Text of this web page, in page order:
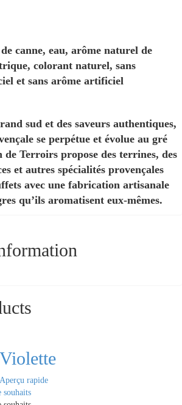
canne, eau, arôme naturel de
colorant naturel, sans
et sans arôme artificiel
sud et des saveurs authentiques,
se perpétue et évolue au gré
de Terroirs propose des terrines, des
et autres spécialités provençales
avec une fabrication artisanale
qu’ils aromatisent eux-mêmes.
Aperçu rapide
souhaits